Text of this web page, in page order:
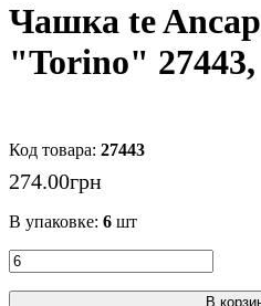
Чашка te
"Torino"
27443
274.00грн
В упаковке: 6 шт
В